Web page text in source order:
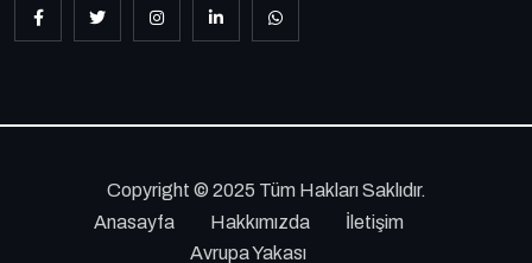
Copyright © 2025 Tüm Hakları Saklıdır.
Anasayfa
Hakkımızda
İletişim
Avrupa Yakası